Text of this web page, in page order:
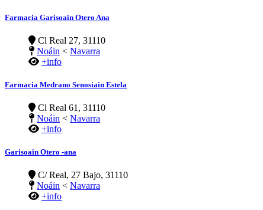
Farmacia Garisoain Otero Ana
Cl Real 27, 31110
Noáin < Navarra
+info
Farmacia Medrano Senosiain Estela
Cl Real 61, 31110
Noáin < Navarra
+info
Garisoain Otero -ana
C/ Real, 27 Bajo, 31110
Noáin < Navarra
+info